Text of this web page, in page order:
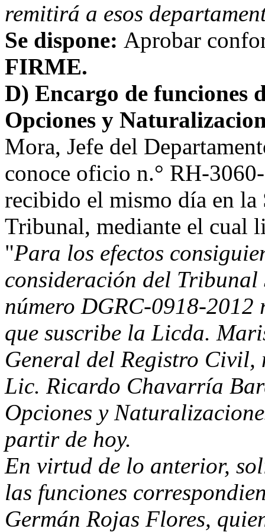
remitirá a esos
Se dispone: Aprobar
FIRME.
D) Encargo de funciones
Opciones y
Mora, Jefe del
conoce oficio n.° RH-
recibido el mismo día en la
Tribunal, mediante el cual
"Para los efectos
consideración del Tribunal
número DGRC-0918-2012
que suscribe la Licda.
General del Registro Civil,
Lic. Ricardo Chavarría
Opciones y
partir de hoy.
En virtud de lo anterior,
las funciones
Germán Rojas Flores,